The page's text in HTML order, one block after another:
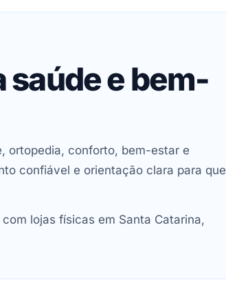
saúde e bem-
ortopedia, conforto, bem-estar e
confiável e orientação clara para que
lojas físicas em Santa Catarina,